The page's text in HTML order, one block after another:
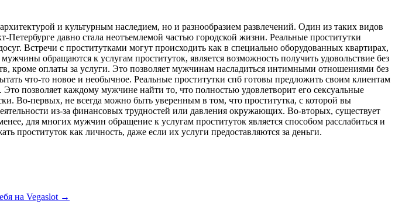
и культурным наследием, но и разнообразием развлечений. Один из таких видов
Петербурге давно стала неотъемлемой частью городской жизни. Реальные проститутки
Встречи с проститутками могут происходить как в специально оборудованных квартирах,
обращаются к услугам проституток, является возможность получить удовольствие без
кроме оплаты за услуги. Это позволяет мужчинам насладиться интимными отношениями без
что-то новое и необычное. Реальные проститутки спб готовы предложить своим клиентам
позволяет каждому мужчине найти то, что полностью удовлетворит его сексуальные
Во-первых, не всегда можно быть уверенным в том, что проститутка, с которой вы
из-за финансовых трудностей или давления окружающих. Во-вторых, существует
для многих мужчин обращение к услугам проституток является способом расслабиться и
проституток как личность, даже если их услуги предоставляются за деньги.
на Vegaslot →